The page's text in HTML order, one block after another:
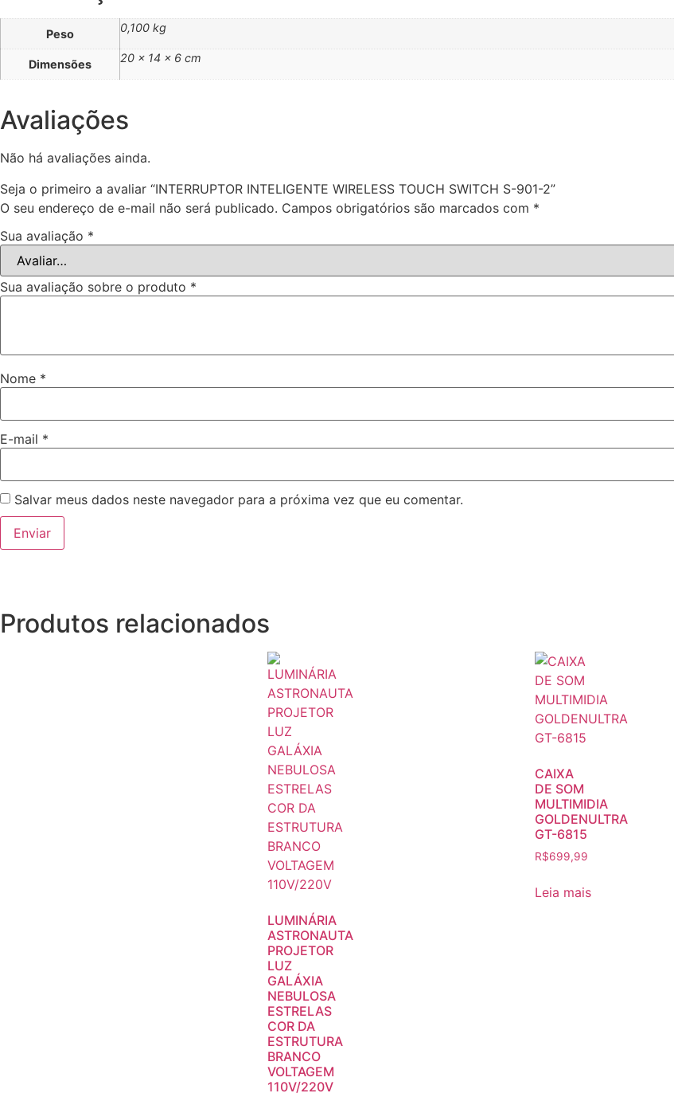
Peso 0,100 kg
Dimensões 20 × 14 × 6 cm
Avaliações
Não há avaliações ainda.
Seja o primeiro a avaliar “INTERRUPTOR INTELIGENTE WIRELESS TOUCH SWITCH S-901-2”
O seu endereço de e-mail não será publicado. Campos obrigatórios são marcados com *
Sua avaliação *
Sua avaliação sobre o produto *
Nome *
E-mail *
Salvar meus dados neste navegador para a próxima vez que eu comentar.
Produtos relacionados
LUMINÁRIA
ASTRONAUTA
PROJETOR
LUZ
GALÁXIA
NEBULOSA
ESTRELAS
COR DA
ESTRUTURA
BRANCO
VOLTAGEM
110V/220V
CAIXA
DE SOM
MULTIMIDIA
GOLDENULTRA
GT-6815
R$699,99
Leia mais